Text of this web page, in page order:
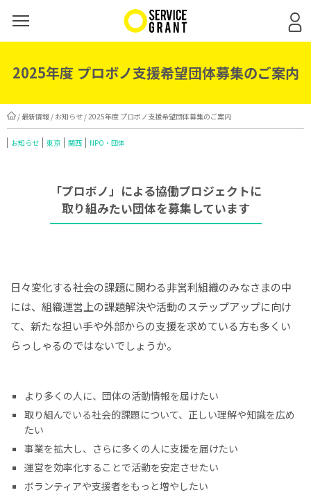
2025年度 プロボノ支援希望団体募集のご案内
/最新情報 / お知らせ / 2025年度 プロボノ支援希望団体募集のご案内
お知らせ 東京 関西 NPO・団体
「プロボノ」による協働プロジェクトに
取り組みたい団体を募集しています
日々変化する社会の課題に関わる非営利組織のみなさまの中
には、組織運営上の課題解決や活動のステップアップに向け
て、新たな担い手や外部からの支援を求めている方も多くい
らっしゃるのではないでしょうか。
より多くの人に、団体の活動情報を届けたい
取り組んでいる社会的課題について、正しい理解や知識を広め
たい
事業を拡大し、さらに多くの人に支援を届けたい
運営を効率化することで活動を安定させたい
ボランティアや支援者をもっと増やしたい